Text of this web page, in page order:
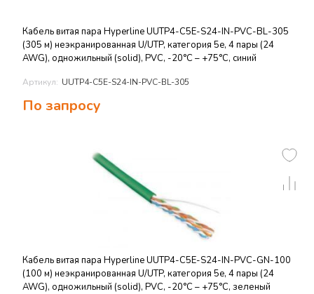
Кабель витая пара Hyperline UUTP4-C5E-S24-IN-PVC-BL-305
(305 м) неэкранированная U/UTP, категория 5e, 4 пары (24
AWG), одножильный (solid), PVC, -20°C – +75°C, синий
Артикул: UUTP4-C5E-S24-IN-PVC-BL-305
По запросу
Кабель витая пара Hyperline UUTP4-C5E-S24-IN-PVC-GN-100
(100 м) неэкранированная U/UTP, категория 5e, 4 пары (24
AWG), одножильный (solid), PVC, -20°C – +75°C, зеленый